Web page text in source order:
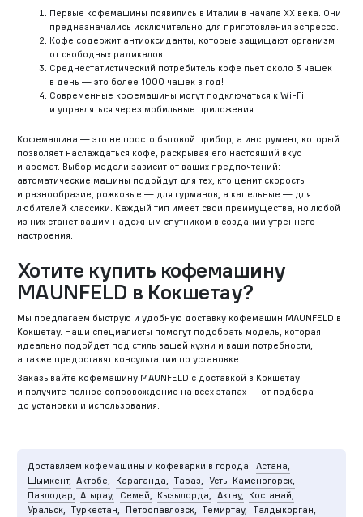
Первые кофемашины появились в Италии в начале XX века. Они
предназначались исключительно для приготовления эспрессо.
Кофе содержит антиоксиданты, которые защищают организм
от свободных радикалов.
Среднестатистический потребитель кофе пьет около 3 чашек
в день — это более 1000 чашек в год!
Современные кофемашины могут подключаться к Wi-Fi
и управляться через мобильные приложения.
Кофемашина — это не просто бытовой прибор, а инструмент, который
позволяет наслаждаться кофе, раскрывая его настоящий вкус
и аромат. Выбор модели зависит от ваших предпочтений:
автоматические машины подойдут для тех, кто ценит скорость
и разнообразие, рожковые — для гурманов, а капельные — для
любителей классики. Каждый тип имеет свои преимущества, но любой
из них станет вашим надежным спутником в создании утреннего
настроения.
Хотите купить кофемашину
MAUNFELD в Кокшетау?
Мы предлагаем быструю и удобную доставку кофемашин MAUNFELD в
Кокшетау. Наши специалисты помогут подобрать модель, которая
идеально подойдет под стиль вашей кухни и ваши потребности,
а также предоставят консультации по установке.
Заказывайте кофемашину MAUNFELD с доставкой в Кокшетау
и получите полное сопровождение на всех этапах — от подбора
до установки и использования.
Доставляем кофемашины и кофеварки в города: Астана,
Шымкент, Актобе, Караганда, Тараз,
Усть-Каменогорск,
Павлодар,
Атырау, Семей, Кызылорда, Актау,
Костанай,
Уральск,
Туркестан, Петропавловск, Темиртау,
Талдыкорган,